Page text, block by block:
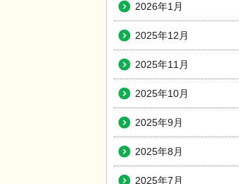
2026年1月
2025年12月
2025年11月
2025年10月
2025年9月
2025年8月
2025年7月